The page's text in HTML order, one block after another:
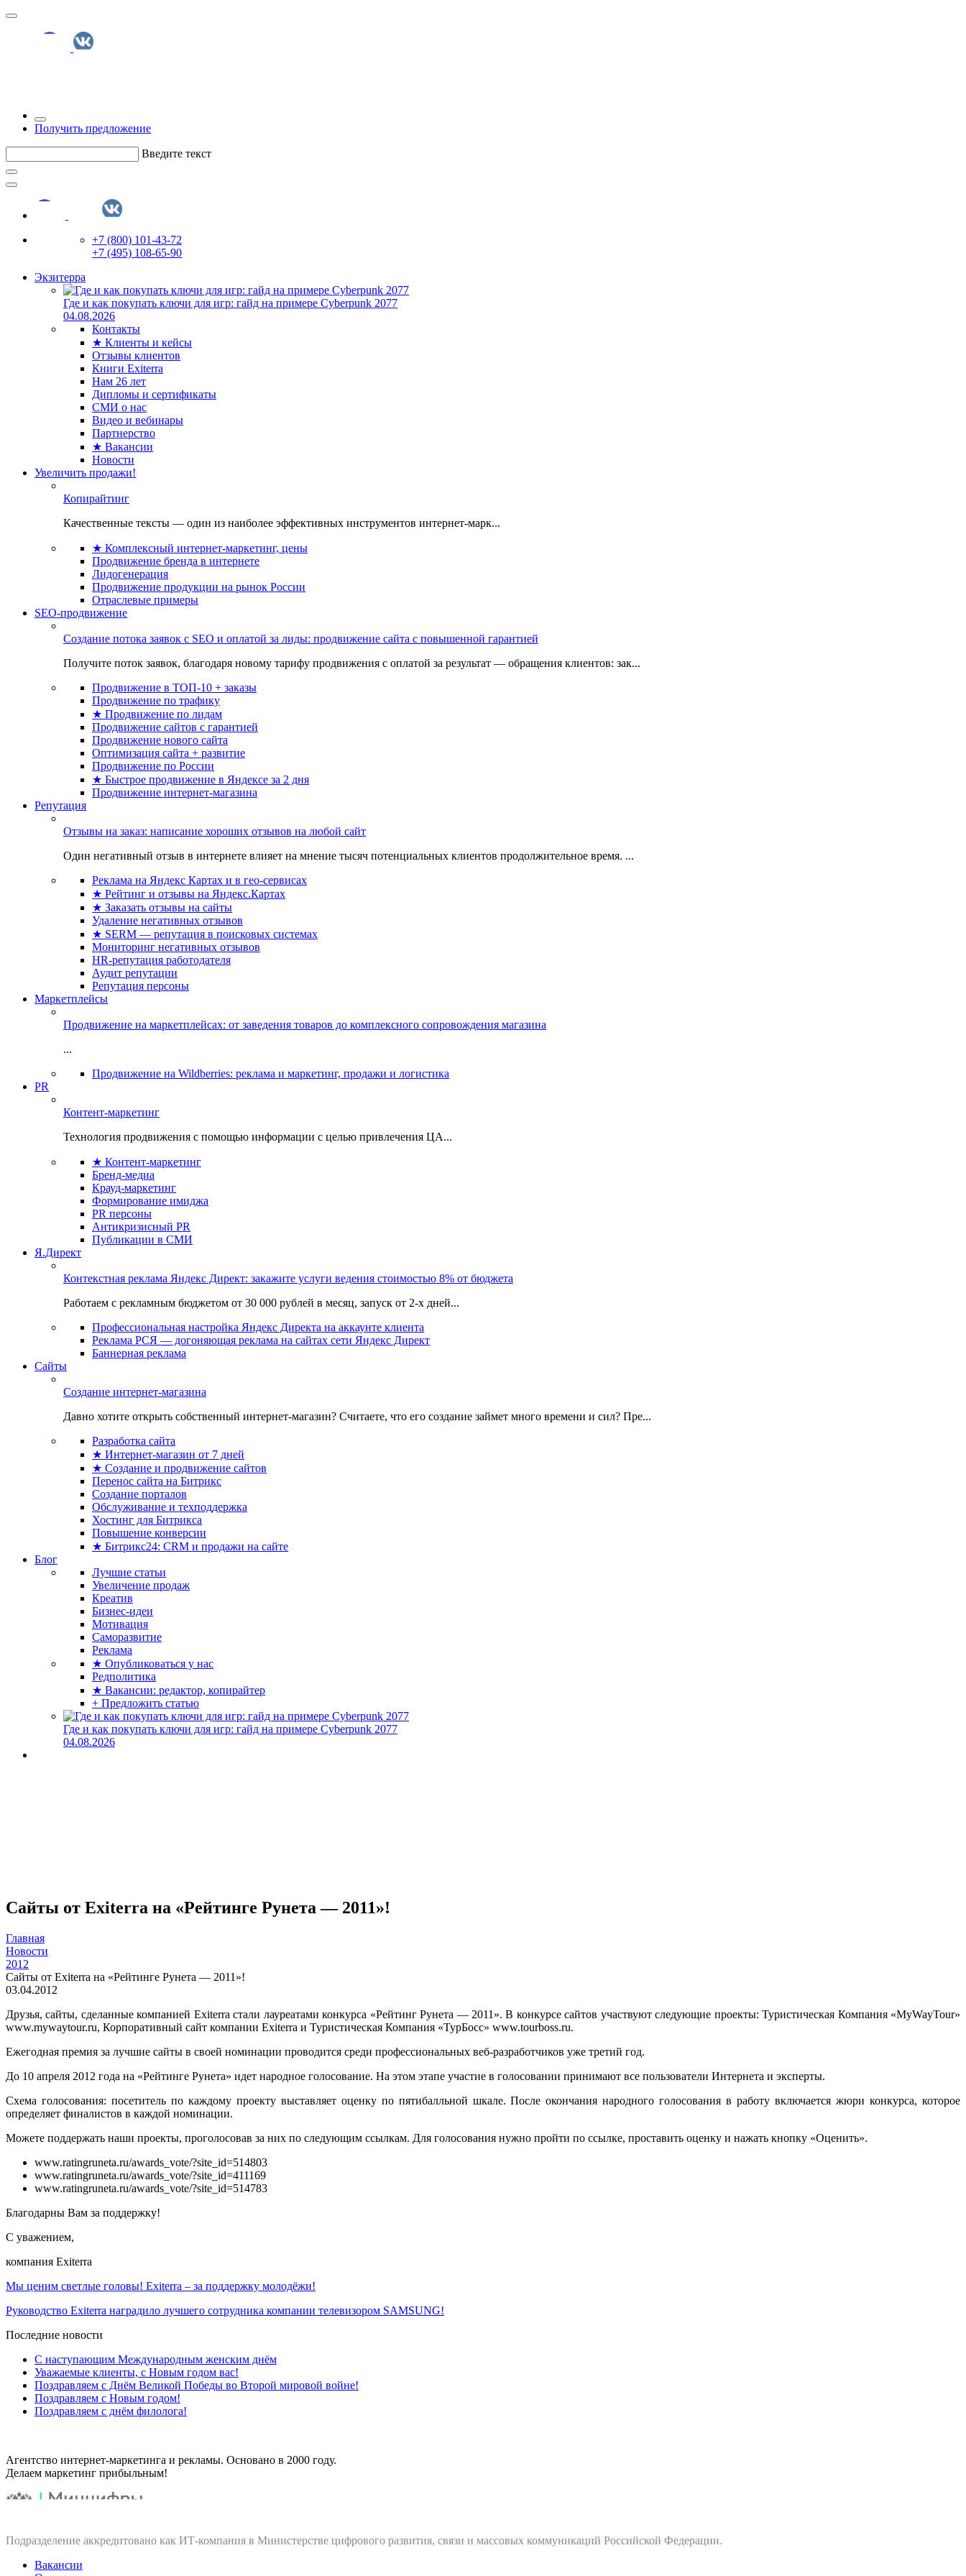
Получить предложение
Введите текст
+7 (800) 101-43-72
+7 (495) 108-65-90
Экзитерра
Где и как покупать ключи для игр: гайд на примере Cyberpunk 2077
04.08.2026
Контакты
★ Клиенты и кейсы
Отзывы клиентов
Книги Exiterra
Нам 26 лет
Дипломы и сертификаты
СМИ о нас
Видео и вебинары
Партнерство
★ Вакансии
Новости
Увеличить продажи!
Копирайтинг
Качественные тексты — один из наиболее эффективных инструментов интернет-марк...
★ Комплексный интернет-маркетинг, цены
Продвижение бренда в интернете
Лидогенерация
Продвижение продукции на рынок России
Отраслевые примеры
SEO-продвижение
Создание потока заявок с SEO и оплатой за лиды: продвижение сайта с повышенной гарантией
Получите поток заявок, благодаря новому тарифу продвижения с оплатой за результат — обращения клиентов: зак...
Продвижение в ТОП-10 + заказы
Продвижение по трафику
★ Продвижение по лидам
Продвижение сайтов с гарантией
Продвижение нового сайта
Оптимизация сайта + развитие
Продвижение по России
★ Быстрое продвижение в Яндексе за 2 дня
Продвижение интернет-магазина
Репутация
Отзывы на заказ: написание хороших отзывов на любой сайт
Один негативный отзыв в интернете влияет на мнение тысяч потенциальных клиентов продолжительное время. ...
Реклама на Яндекс Картах и в гео-сервисах
★ Рейтинг и отзывы на Яндекс.Картах
★ Заказать отзывы на сайты
Удаление негативных отзывов
★ SERM — репутация в поисковых системах
Мониторинг негативных отзывов
HR-репутация работодателя
Аудит репутации
Репутация персоны
Маркетплейсы
Продвижение на маркетплейсах: от заведения товаров до комплексного сопровождения магазина
...
Продвижение на Wildberries: реклама и маркетинг, продажи и логистика
PR
Контент-маркетинг
Технология продвижения с помощью информации с целью привлечения ЦА...
★ Контент-маркетинг
Бренд-медиа
Крауд-маркетинг
Формирование имиджа
PR персоны
Антикризисный PR
Публикации в СМИ
Я.Директ
Контекстная реклама Яндекс Директ: закажите услуги ведения стоимостью 8% от бюджета
Работаем с рекламным бюджетом от 30 000 рублей в месяц, запуск от 2-х дней...
Профессиональная настройка Яндекс Директа на аккаунте клиента
Реклама РСЯ — догоняющая реклама на сайтах сети Яндекс Директ
Баннерная реклама
Сайты
Создание интернет-магазина
Давно хотите открыть собственный интернет-магазин? Считаете, что его создание займет много времени и сил? Пре...
Разработка сайта
★ Интернет-магазин от 7 дней
★ Создание и продвижение сайтов
Перенос сайта на Битрикс
Создание порталов
Обслуживание и техподдержка
Хостинг для Битрикса
Повышение конверсии
★ Битрикс24: CRM и продажи на сайте
Блог
Лучшие статьи
Увеличение продаж
Креатив
Бизнес-идеи
Мотивация
Саморазвитие
Реклама
★ Опубликоваться у нас
Редполитика
★ Вакансии: редактор, копирайтер
+ Предложить статью
Где и как покупать ключи для игр: гайд на примере Cyberpunk 2077
04.08.2026
Сайты от Exiterra на «Рейтинге Рунета — 2011»!
Главная
Новости
2012
Сайты от Exiterra на «Рейтинге Рунета — 2011»!
03.04.2012
Друзья, сайты, сделанные компанией Exiterra стали лауреатами конкурса «Рейтинг Рунета — 2011». В конкурсе сайтов участвуют следующие проекты: Туристическая Компания «MyWayTour»
www.mywaytour.ru, Корпоративный сайт компании Exiterra и Туристическая Компания «ТурБосс» www.tourboss.ru.
Ежегодная премия за лучшие сайты в своей номинации проводится среди профессиональных веб-разработчиков уже третий год.
До 10 апреля 2012 года на «Рейтинге Рунета» идет народное голосование. На этом этапе участие в голосовании принимают все пользователи Интернета и эксперты.
Схема голосования: посетитель по каждому проекту выставляет оценку по пятибалльной шкале. После окончания народного голосования в работу включается жюри конкурса, которое
определяет финалистов в каждой номинации.
Можете поддержать наши проекты, проголосовав за них по следующим ссылкам. Для голосования нужно пройти по ссылке, проставить оценку и нажать кнопку «Оценить».
www.ratingruneta.ru/awards_vote/?site_id=514803
www.ratingruneta.ru/awards_vote/?site_id=411169
www.ratingruneta.ru/awards_vote/?site_id=514783
Благодарны Вам за поддержку!
С уважением,
компания Exiterra
Мы ценим светлые головы! Exiterra – за поддержку молодёжи!
Руководство Exiterra наградило лучшего сотрудника компании телевизором SAMSUNG!
Последние новости
С наступающим Международным женским днём
Уважаемые клиенты, с Новым годом вас!
Поздравляем с Днём Великой Победы во Второй мировой войне!
Поздравляем с Новым годом!
Поздравляем с днём филолога!
Агентство интернет-маркетинга и рекламы. Основано в 2000 году.
Делаем маркетинг прибыльным!
Подразделение аккредитовано как ИТ‑компания в Министерстве цифрового развития, связи и массовых коммуникаций Российской Федерации.
Вакансии